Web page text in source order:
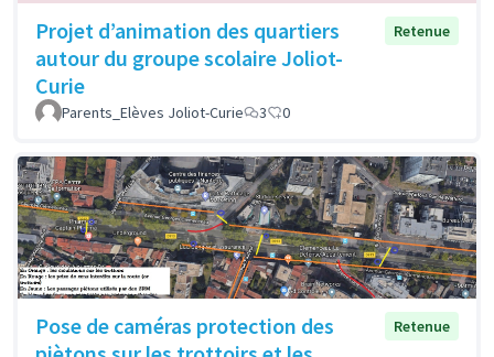
Projet d’animation des quartiers
autour du groupe scolaire Joliot-
Curie
Retenue
Parents_Elèves Joliot-Curie 3 0
Pose de caméras protection des
Retenue